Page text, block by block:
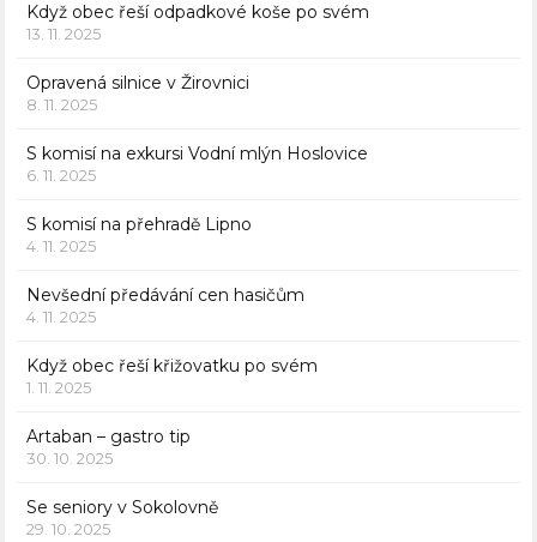
Když obec řeší odpadkové koše po svém
13. 11. 2025
Opravená silnice v Žirovnici
8. 11. 2025
S komisí na exkursi Vodní mlýn Hoslovice
6. 11. 2025
S komisí na přehradě Lipno
4. 11. 2025
Nevšední předávání cen hasičům
4. 11. 2025
Když obec řeší křižovatku po svém
1. 11. 2025
Artaban – gastro tip
30. 10. 2025
Se seniory v Sokolovně
29. 10. 2025